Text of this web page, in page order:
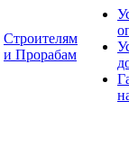
Строителям
и Прорабам